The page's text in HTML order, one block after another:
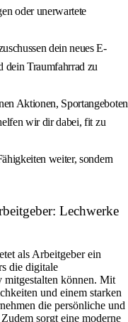
oder unerwartete
dein neues E-
dein Traumfahrrad zu
Aktionen, Sportangeboten
wir dir dabei, fit zu
weiter, sondern
Lechwerke
als Arbeitgeber ein
die digitale
mitgestalten können. Mit
und einem starken
die persönliche und
sorgt eine moderne